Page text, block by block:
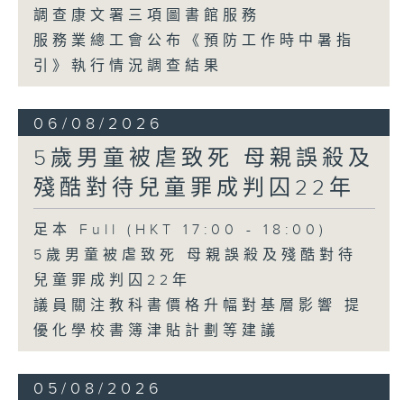
調查康文署三項圖書館服務
服務業總工會公布《預防工作時中暑指
引》執行情況調查結果
06/08/2026
5歲男童被虐致死 母親誤殺及
殘酷對待兒童罪成判囚22年
足本 Full (HKT 17:00 - 18:00)
5歲男童被虐致死 母親誤殺及殘酷對待
兒童罪成判囚22年
議員關注教科書價格升幅對基層影響 提
優化學校書簿津貼計劃等建議
05/08/2026